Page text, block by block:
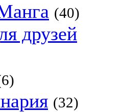
(40)
друзей
(32)